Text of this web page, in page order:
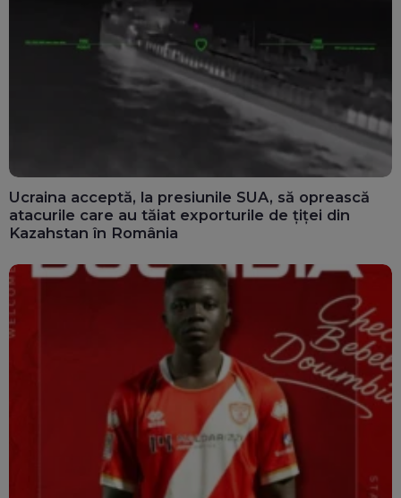
Ucraina acceptă, la presiunile SUA, să oprească
atacurile care au tăiat exporturile de țiței din
Kazahstan în România